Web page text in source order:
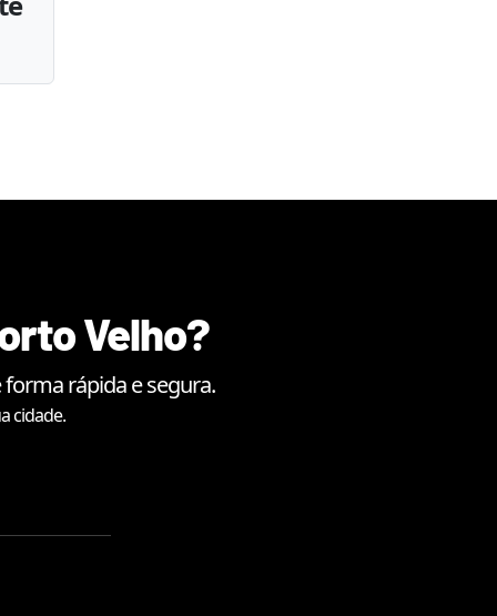
Velho?
rápida e segura.
cidade.